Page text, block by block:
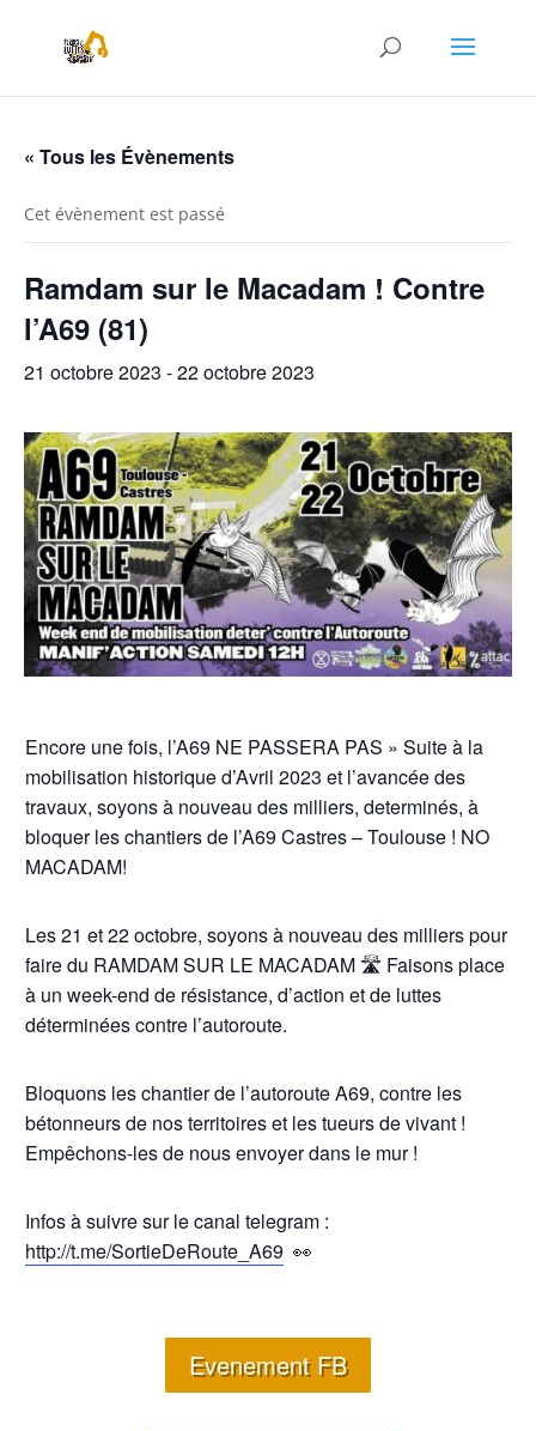
« Tous les Évènements
Cet évènement est passé
Ramdam sur le Macadam ! Contre
l’A69 (81)
21 octobre 2023 -22 octobre 2023
Encore une fois, l’A69 NE PASSERA PAS » Suite à la
mobilisation historique d’Avril 2023 et l’avancée des
travaux, soyons à nouveau des milliers, determinés, à
bloquer les chantiers de l’A69 Castres – Toulouse ! NO
MACADAM!
Les 21 et 22 octobre, soyons à nouveau des milliers pour
faire du RAMDAM SUR LE MACADAM 🛣️ Faisons place
à un week-end de résistance, d’action et de luttes
déterminées contre l’autoroute.
Bloquons les chantier de l’autoroute A69, contre les
bétonneurs de nos territoires et les tueurs de vivant !
Empêchons-les de nous envoyer dans le mur !
Infos à suivre sur le canal telegram :
http://t.me/SortieDeRoute_A69 👀
Evenement FB